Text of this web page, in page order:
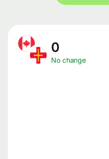
0
No change